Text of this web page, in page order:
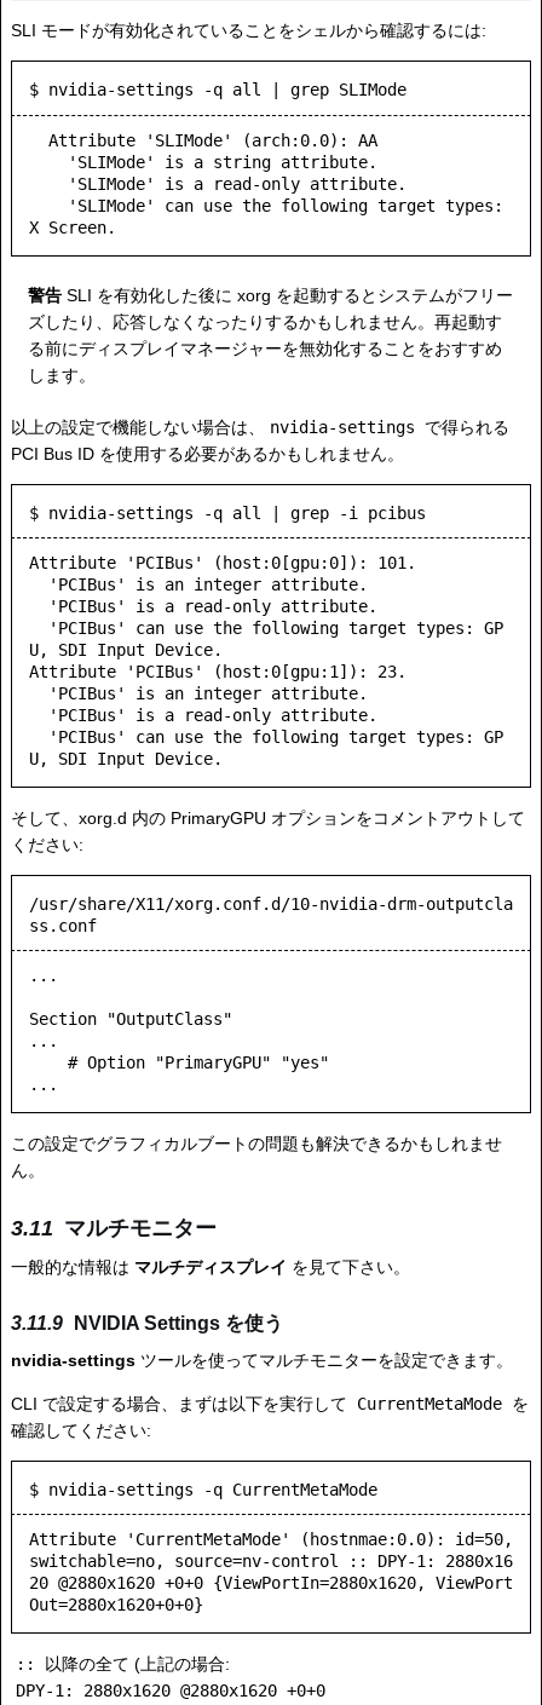
SLI モードが有効化されていることをシェルから確認するには:
$ nvidia-settings -q all | grep SLIMode
警告 SLI を有効化した後に xorg を起動するとシステムがフリー
ズしたり、応答しなくなったりするかもしれません。再起動す
る前にディスプレイマネージャーを無効化することをおすすめ
します。
以上の設定で機能しない場合は、 nvidia-settings
で得られる
PCI Bus ID を使用する必要があるかもしれません。
$ nvidia-settings -q all | grep -i pcibus
Attribute 'PCIBus' (host:0[gpu:0]): 101.
U, SDI Input Device.
Attribute 'PCIBus' (host:0[gpu:1]): 23.
そして、xorg.d 内の PrimaryGPU オプションをコメントアウトして
ください:
/usr/share/X11/xorg.conf.d/10-nvidia-drm-outputcla
ss.conf
...
Section "OutputClass"
...
この設定でグラフィカルブートの問題も解決できるかもしれませ
ん。
マルチモニター
一般的な情報は マルチディスプレイ を見て下さい。
NVIDIA Settings を使う
nvidia-settings ツールを使ってマルチモニターを設定できます。
CLI で設定する場合、まずは以下を実行して CurrentMetaMode を
確認してください:
$ nvidia-settings -q CurrentMetaMode
Attribute 'CurrentMetaMode' (hostnmae:0.0): id=50,
switchable=no, source=nv-control :: DPY-1: 2880x16
20 @2880x1620 +0+0 {ViewPortIn=2880x1620, ViewPort
Out=2880x1620+0+0}
::
以降の全て (上記の場合:
DPY-1: 2880x1620 @2880x1620 +0+0